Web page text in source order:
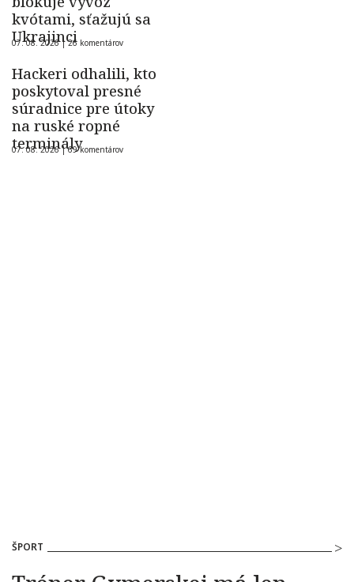
kvótami, sťažujú sa
Ukrajinci
07. 08. 2026 |26 komentárov
Hackeri odhalili, kto
poskytoval presné
súradnice pre útoky
na ruské ropné
terminály
07. 08. 2026 |69 komentárov
ŠPORT